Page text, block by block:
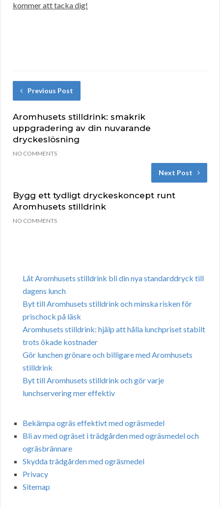
kommer att tacka dig!
Previous Post
Aromhusets stilldrink: smakrik
uppgradering av din nuvarande
dryckeslösning
NO COMMENTS
Next Post
Bygg ett tydligt dryckeskoncept runt
Aromhusets stilldrink
NO COMMENTS
Låt Aromhusets stilldrink bli din nya standarddryck till
dagens lunch
Byt till Aromhusets stilldrink och minska risken för
prischock på läsk
Aromhusets stilldrink: hjälp att hålla lunchpriset stabilt
trots ökade kostnader
Gör lunchen grönare och billigare med Aromhusets
stilldrink
Byt till Aromhusets stilldrink och gör varje
lunchservering mer effektiv
Bekämpa ogräs effektivt med ogräsmedel
Bli av med ogräset i trädgården med ogräsmedel och
ogräsbrännare
Skydda trädgården med ogräsmedel
Privacy
Sitemap